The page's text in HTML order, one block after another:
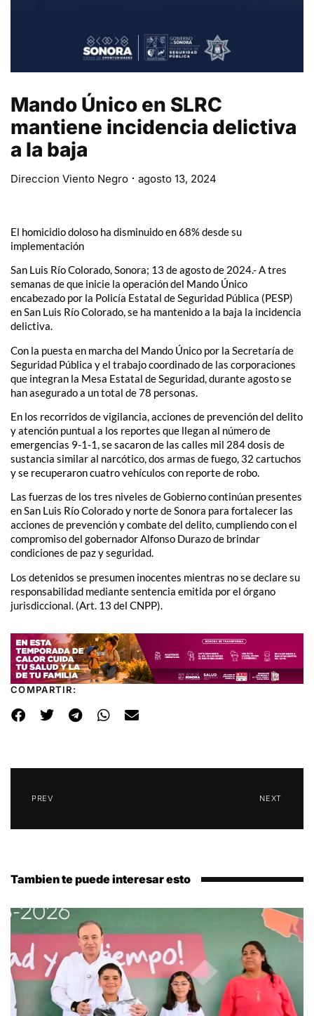
Mando Único en SLRC
mantiene incidencia delictiva
a la baja
Direccion Viento Negro agosto 13, 2024
El homicidio doloso ha disminuido en 68% desde su
implementación
San Luis Río Colorado, Sonora; 13 de agosto de 2024.- A tres
semanas de que inicie la operación del Mando Único
encabezado por la Policía Estatal de Seguridad Pública (PESP)
en San Luis Río Colorado, se ha mantenido a la baja la incidencia
delictiva.
Con la puesta en marcha del Mando Único por la Secretaría de
Seguridad Pública y el trabajo coordinado de las corporaciones
que integran la Mesa Estatal de Seguridad, durante agosto se
han asegurado a un total de 78 personas.
En los recorridos de vigilancia, acciones de prevención del delito
y atención puntual a los reportes que llegan al número de
emergencias 9-1-1, se sacaron de las calles mil 284 dosis de
sustancia similar al narcótico, dos armas de fuego, 32 cartuchos
y se recuperaron cuatro vehículos con reporte de robo.
Las fuerzas de los tres niveles de Gobierno continúan presentes
en San Luis Río Colorado y norte de Sonora para fortalecer las
acciones de prevención y combate del delito, cumpliendo con el
compromiso del gobernador Alfonso Durazo de brindar
condiciones de paz y seguridad.
Los detenidos se presumen inocentes mientras no se declare su
responsabilidad mediante sentencia emitida por el órgano
jurisdiccional. (Art. 13 del CNPP).
COMPARTIR:
PREV NEXT
Tambien te puede interesar esto